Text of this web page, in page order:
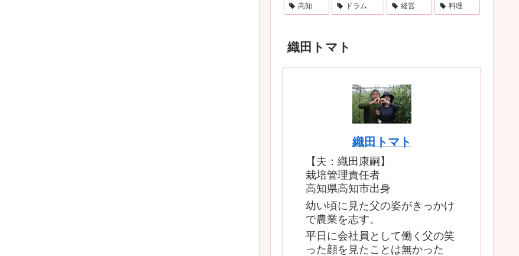
高知 ドラム 経営 料理
織田トマト
織田トマト
【夫：織田康嗣】
栽培管理責任者
高知県高知市出身
幼い頃に見た父の姿がきっかけ
で農業を志す。
平日に会社員として働く父の笑
った顔を見たことは無かった